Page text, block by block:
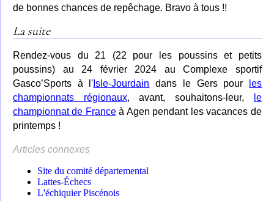
de bonnes chances de repêchage. Bravo à tous !!
La suite
Rendez-vous du 21 (22 pour les poussins et petits
poussins) au 24 février 2024 au Complexe sportif
Gasco’Sports à l' Isle-Jourdain dans le Gers pour
les
championnats régionaux, avant, souhaitons-leur,
le
championnat de France à Agen pendant les vacances de
printemps !
Articles connexes
Site du comité départemental
Lattes-Échecs
L'échiquier Piscénois